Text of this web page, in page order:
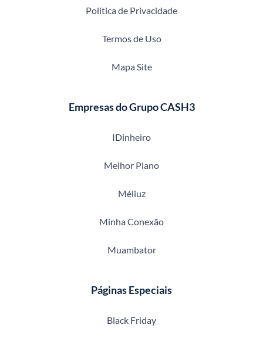
Política de Privacidade
Termos de Uso
Mapa Site
Empresas do Grupo CASH3
IDinheiro
Melhor Plano
Méliuz
Minha Conexão
Muambator
Páginas Especiais
Black Friday